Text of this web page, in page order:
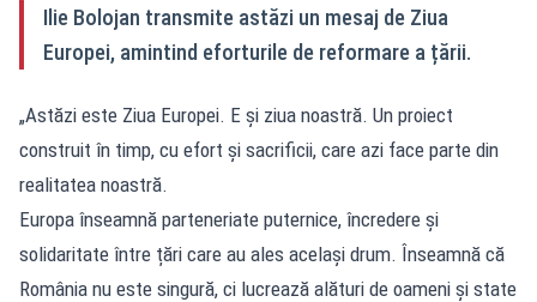
Ilie Bolojan transmite astăzi un mesaj de Ziua
Europei, amintind eforturile de reformare a țării.
„Astăzi este Ziua Europei. E și ziua noastră. Un proiect
construit în timp, cu efort și sacrificii, care azi face parte din
realitatea noastră.
Europa înseamnă parteneriate puternice, încredere și
solidaritate între țări care au ales același drum. Înseamnă că
România nu este singură, ci lucrează alături de oameni și state